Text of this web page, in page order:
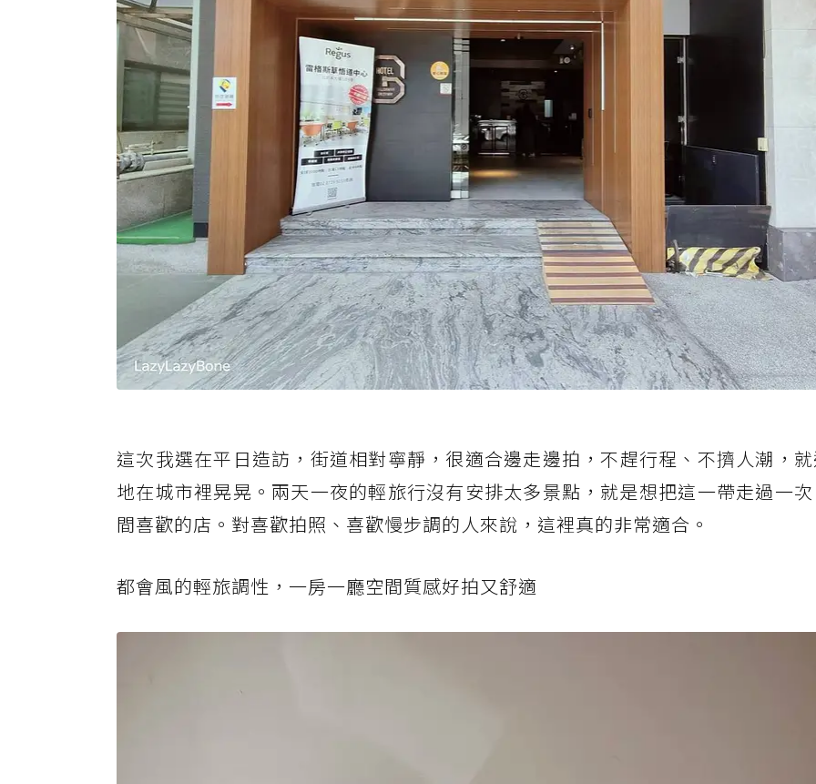
這次我選在平日造訪，街道相對寧靜，很適合邊走邊拍，不趕行程、不擠人潮，
地在城市裡晃晃。兩天一夜的輕旅行沒有安排太多景點，就是想把這一帶走過一
間喜歡的店。對喜歡拍照、喜歡慢步調的人來說，這裡真的非常適合。
都會風的輕旅調性，一房一廳空間質感好拍又舒適